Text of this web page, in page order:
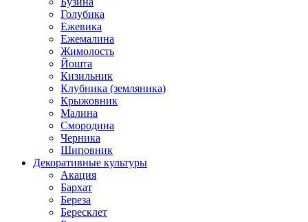
Голубика
Ежевика
Ежемалина
Жимолость
Йошта
Кизильник
Клубника (земляника)
Крыжовник
Малина
Смородина
Черника
Шиповник
Декоративные культуры
Акация
Бархат
Береза
Бересклет